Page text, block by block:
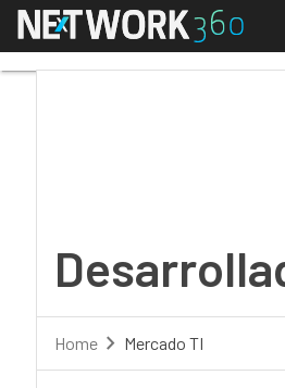
Menú
Home Mercado TI